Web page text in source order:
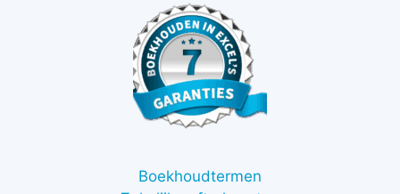
Boekhoudtermen